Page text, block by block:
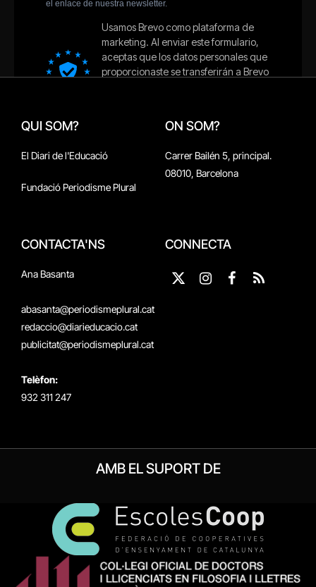
QUI SOM?
El Diari de l'Educació
Fundació Periodisme Plural
ON SOM?
Carrer Bailén 5, principal.
08010, Barcelona
CONTACTA'NS
Ana Basanta
abasanta@periodismeplural.cat
redaccio@diarieducacio.cat
publicitat@periodismeplural.cat
Telèfon:
932 311 247
CONNECTA
X
InstagramFacebook
RSS
AMB EL SUPORT DE